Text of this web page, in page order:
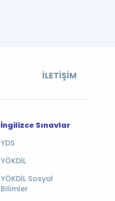
İLETIŞIM
İngilizce Sınavlar
YDS
YÖKDİL
YÖKDİL Sosyal
Bilimler